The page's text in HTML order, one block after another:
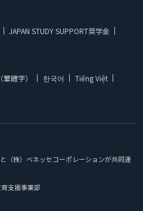
JAPAN STUDY SUPPORT奨学金
體字） 한국어
Tiếng Việt
（株）ベネッセコーポレーションが共同運
支援事業部